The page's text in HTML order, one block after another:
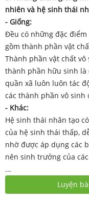
nhiên và hệ sinh thái
- Giống:
Đều có những đặc
gồm thành phần vật
Thành phần vật chất
thành phần hữu sinh là
quần xã luôn luôn tác
các thành phần vô sinh
- Khác:
Hệ sinh thái nhân tạo
của hệ sinh thái thấp,
nhờ được áp dụng các
nên sinh trưởng của
...
Luyện